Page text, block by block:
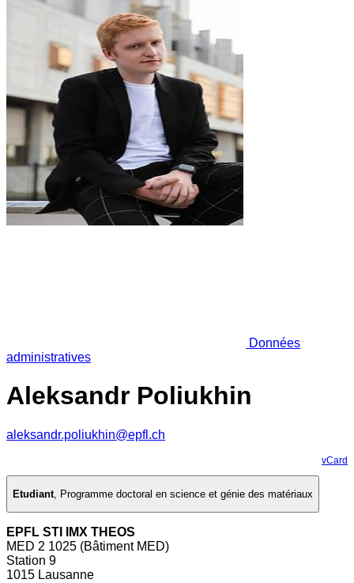
Données
administratives
Aleksandr Poliukhin
aleksandr.poliukhin@epfl.ch
vCard
Etudiant, Programme doctoral en science et génie des matériaux
EPFL STI IMX THEOS
MED 2 1025 (Bâtiment MED)
Station 9
1015 Lausanne